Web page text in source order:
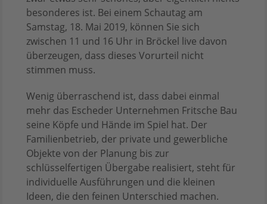
besonderes ist. Bei einem Schautag am
Samstag, 18. Mai 2019, können Sie sich
zwischen 11 und 16 Uhr in Bröckel live davon
überzeugen, dass dieses Vorurteil nicht
stimmen muss.
Wenig überraschend ist, dass dabei einmal
mehr das Escheder Unternehmen Fritsche Bau
seine Köpfe und Hände im Spiel hat. Der
Familienbetrieb, der private und gewerbliche
Objekte von der Planung bis zur
schlüsselfertigen Übergabe realisiert, steht für
individuelle Ausführungen und die kleinen
Ideen, die den feinen Unterschied machen.